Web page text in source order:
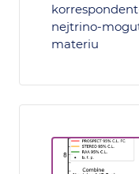
nejtrino-
materiu